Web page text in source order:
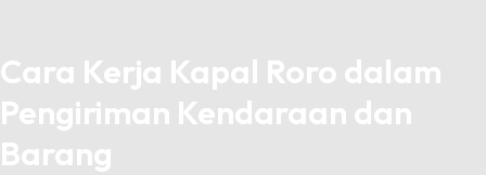
Cara Kerja Kapal Roro dalam
Pengiriman Kendaraan dan
Barang